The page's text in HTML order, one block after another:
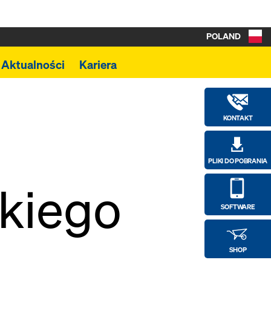
Aktualności Kariera
KONTAKT
PLIKI DO POBRANIA
SOFTWARE
SHOP
POLAND